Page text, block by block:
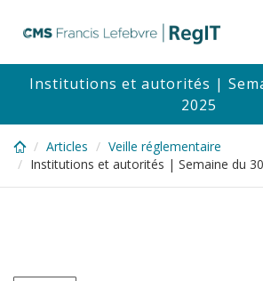
content
Institutions et autorités |
2025
Articles
Veille réglementaire
Institutions et autorités | Semaine du